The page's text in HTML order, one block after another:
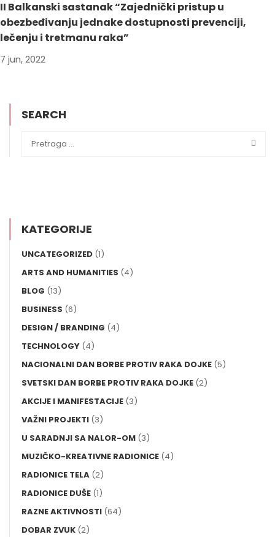
II Balkanski sastanak “Zajednički pristup u
obezbeđivanju jednake dostupnosti prevenciji,
lečenju i tretmanu raka”
7 jun, 2022
SEARCH
KATEGORIJE
UNCATEGORIZED (1)
ARTS AND HUMANITIES (4)
BLOG (13)
BUSINESS (6)
DESIGN / BRANDING (4)
TECHNOLOGY (4)
NACIONALNI DAN BORBE PROTIV RAKA DOJKE (5)
SVETSKI DAN BORBE PROTIV RAKA DOJKE (2)
AKCIJE I MANIFESTACIJE (3)
VAŽNI PROJEKTI (3)
U SARADNJI SA NALOR-OM (3)
MUZIČKO-KREATIVNE RADIONICE (4)
RADIONICE TELA (2)
RADIONICE DUŠE (1)
RAZNE AKTIVNOSTI (64)
DOBAR ZVUK (2)